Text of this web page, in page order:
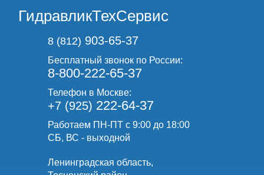
ГидравликТехСервис
8 (812) 903-65-37
Бесплатный звонок по России:
8-800-222-65-37
Телефон в Москве:
+7 (925) 222-64-37
Работаем ПН-ПТ с 9:00 до 18:00
СБ, ВС - выходной
Ленинградская область,